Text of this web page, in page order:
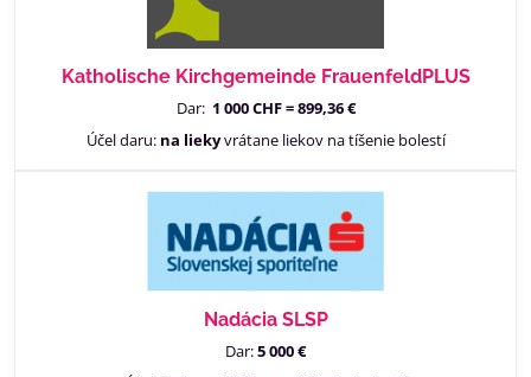
Katholische Kirchgemeinde FrauenfeldPLUS
Dar: 1 000 CHF = 899,36 €
Účel daru: na liekyvrátane liekov na tíšenie bolestí
Nadácia SLSP
Dar:5 000 €